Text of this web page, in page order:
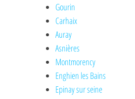
Gourin
Carhaix
Auray
Asnières
Montmorency
Enghien les Bains
Epinay sur seine